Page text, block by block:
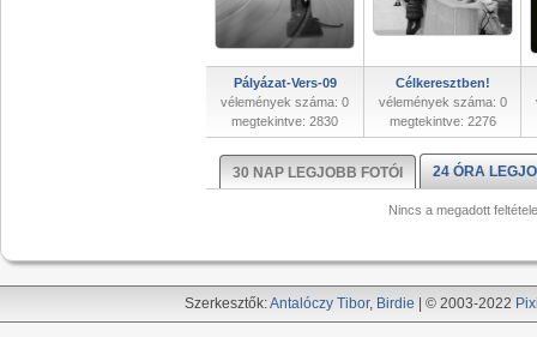
Pályázat-Vers-09
vélemények száma: 0
megtekintve: 2830
Célkeresztben!
vélemények száma: 0
megtekintve: 2276
30 NAP LEGJOBB FOTÓI 24 ÓRA
Nincs a megadott
Szerkesztők:Antalóczy Tibor, Birdie | © 2003-2022